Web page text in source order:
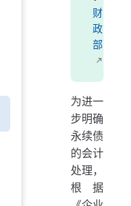
财
政
部
为进一
步明确
永续债
的会计
处理，
根据